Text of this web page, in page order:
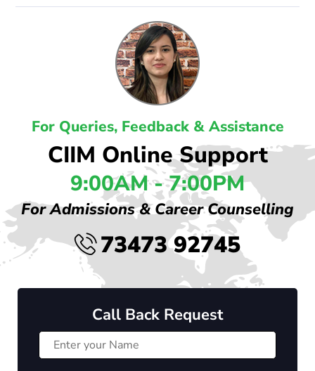
For Queries, Feedback & Assistance
CIIM Online Support
9:00AM - 7:00PM
For Admissions & Career Counselling
73473 92745
Call Back Request